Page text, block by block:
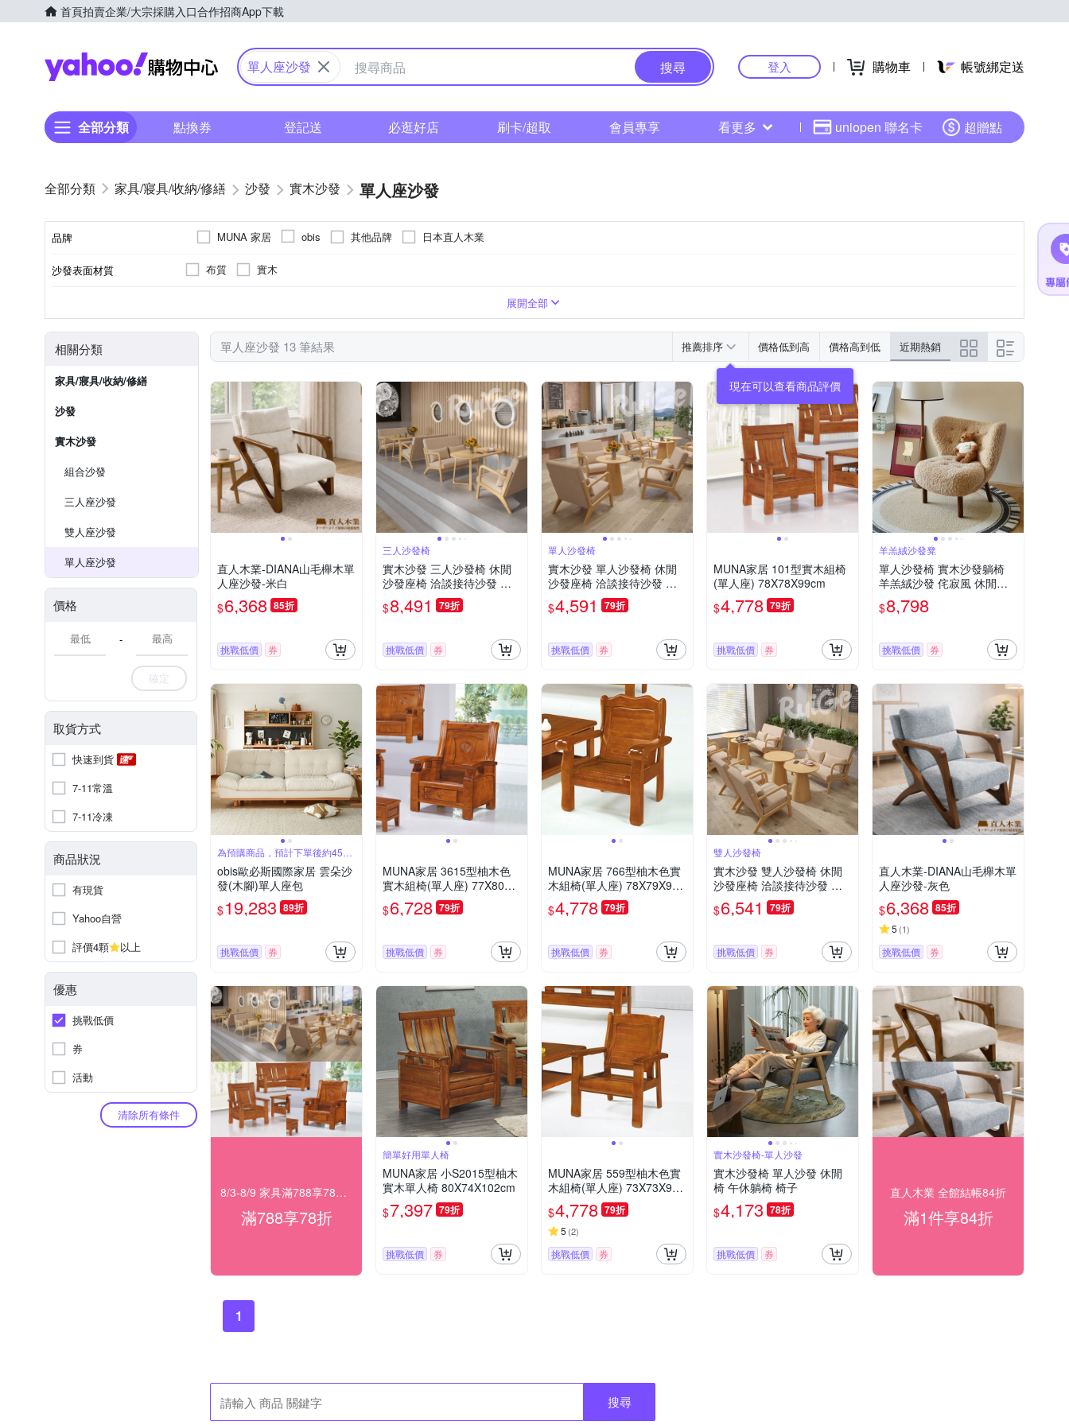
首頁拍賣企業/大宗採購入口合作招商App下載
Yahoo購物中心
單人座沙發 搜尋 登入 購物車 帳號綁定送
全部分類 點換券 登記送 必逛好店 刷卡/超取 會員專享 看更多 uniopen 聯名卡 超贈點
家具/寢具/收納/修繕 沙發 實木沙發 單人座沙發
品牌
品牌名稱
MUNA 家居 obis 其他品牌 日本直人木業
沙發表面材質 布質 實木
展開全部
相關分類
家具/寢具/收納/修繕
沙發
實木沙發
組合沙發
三人座沙發
雙人座沙發
單人座沙發
價格
-
確定
取貨方式
快速到貨
7-11常溫
7-11冷凍
商品狀況
有現貨
Yahoo自營
評價4顆
以上
優惠
挑戰低價
券
活動
清除所有條件
單人座沙發 13 筆結果 推薦排序 價格低到高 價格高到低 近期熱銷
現在可以查看商品評價
直人木業-DIANA山毛櫸木單
人座沙發-米白
$6,368 85折
挑戰低價 券
三人沙發椅
實木沙發 三人沙發椅 休閒
沙發座椅 洽談接待沙發 咖
啡廳奶茶店民宿餐廳椅
$8,491 79折
挑戰低價 券
單人沙發椅
實木沙發 單人沙發椅 休閒
沙發座椅 洽談接待沙發 咖
啡廳奶茶店民宿餐廳椅
$4,591 79折
挑戰低價 券
MUNA家居 101型實木組椅
(單人座) 78X78X99cm
$4,778 79折
挑戰低價 券
羊羔絨沙發凳
單人沙發椅 實木沙發躺椅
羊羔絨沙發 侘寂風 休閒沙
發 懶人沙發凳
$8,798
挑戰低價 券
為預購商品，預計下單後約45個
工作天配送
obis歐必斯國際家居 雲朵沙
發(木腳)單人座包
$19,283 89折
挑戰低價 券
MUNA家居 3615型柚木色
實木組椅(單人座) 77X80X1
04cm
$6,728 79折
挑戰低價 券
MUNA家居 766型柚木色實
木組椅(單人座) 78X79X98c
$4,778 79折
挑戰低價 券
雙人沙發椅
實木沙發 雙人沙發椅 休閒
沙發座椅 洽談接待沙發 咖
啡廳奶茶店民宿餐廳椅
$6,541 79折
挑戰低價 券
直人木業-DIANA山毛櫸木單
人座沙發-灰色
$6,368 85折
5 (1)
挑戰低價 券
8/3-8/9 家具滿788享78折！
滿788享78折
簡單好用單人椅
MUNA家居 小S2015型柚木
實木單人椅 80X74X102cm
$7,397 79折
挑戰低價 券
MUNA家居 559型柚木色實
木組椅(單人座) 73X73X93c
$4,778 79折
5 (2)
挑戰低價 券
實木沙發椅-單人沙發
實木沙發椅 單人沙發 休閒
椅 午休躺椅 椅子
$4,173 78折
挑戰低價 券
直人木業 全館結帳84折
滿1件享84折
1
搜尋